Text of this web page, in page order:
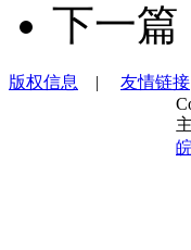
下一篇
版权信息 | 友情链接